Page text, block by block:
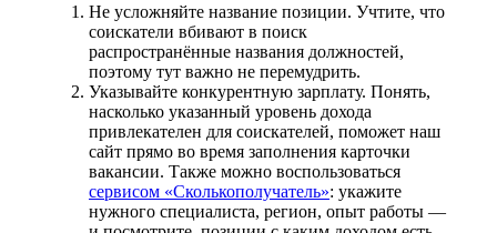
Не усложняйте название позиции. Учтите, что
соискатели вбивают в поиск
распространённые названия должностей,
поэтому тут важно не перемудрить.
Указывайте конкурентную зарплату. Понять,
насколько указанный уровень дохода
привлекателен для соискателей, поможет наш
сайт прямо во время заполнения карточки
вакансии. Также можно воспользоваться
сервисом «Сколькополучатель»: укажите
нужного специалиста, регион, опыт работы —